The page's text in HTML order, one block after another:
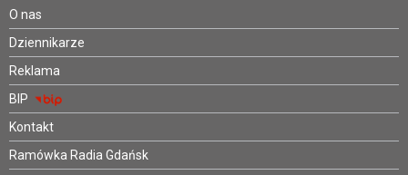
O nas
Dziennikarze
Reklama
BIP
Kontakt
Ramówka Radia Gdańsk